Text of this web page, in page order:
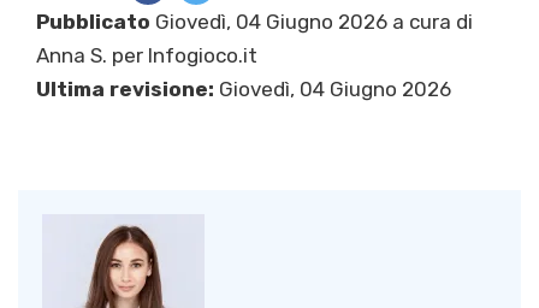
Pubblicato Giovedì, 04 Giugno 2026 a cura di
Anna S. per Infogioco.it
Ultima revisione: Giovedì, 04 Giugno 2026